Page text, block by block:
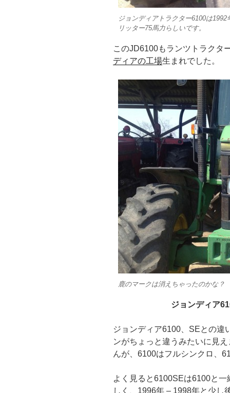
ジョンディアトラクター6100は
リッター75馬力らしいです。
このJD6100もランツトラクタ
ディアの工場生まれでした。
鹿のマークは消えちゃったのかな
ジョンディア
ジョンディア6100、SEとの違
ンがちょっと違うみたいに見
んが、6100はフルシンクロ、
よく見ると6100SEは6100と
しく、1996年 – 1998年と少し